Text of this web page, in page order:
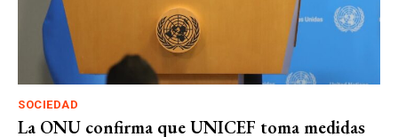
SOCIEDAD
La ONU confirma que UNICEF toma medidas